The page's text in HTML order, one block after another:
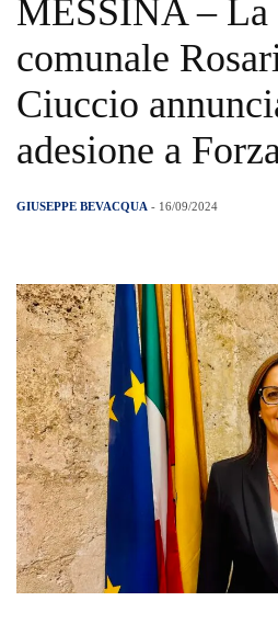
MESSINA – La
comunale
Ciuccio
adesione a
GIUSEPPE BEVACQUA - 16/09/2024